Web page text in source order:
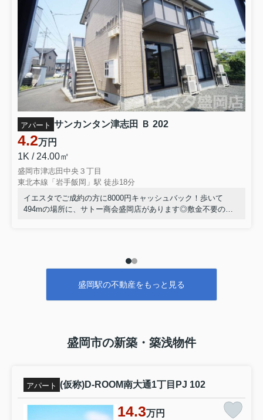
アパート サンカンタン津志田 Ｂ 202
4.2万円
1K / 24.00㎡
盛岡市津志田中央３丁目
東北本線「岩手飯岡」駅 徒歩18分
イエスタでご成約の方に8000円キャッシュバック！歩いて
494mの場所に、サトー商会盛岡店があります◎敷金不要の物
東北本線岩手飯岡付近の情報が豊富です(^^)
盛岡駅の不動産をもっと見る
盛岡市の新築・築浅物件
アパート (仮称)D-ROOM南大通1丁目PJ 102
14.3万円